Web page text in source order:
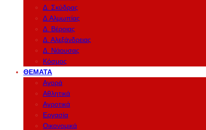
Δ. Σκύδρας
Δ.Αλμωπίας
Δ. Βέροιας
Δ. Αλεξάνδρειας
Δ. Νάουσας
Κόσμος
ΘΈΜΑΤΑ
Αγορά
Αθλητικά
Αγροτικά
Εργασία
Οικονομικά